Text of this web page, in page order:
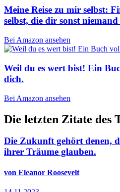
Meine Reise zu mir selbst:
selbst, die dir sonst
Bei Amazon ansehen
Weil du es wert bist! Ein
dich.
Bei Amazon ansehen
Die letzten Zitate des
Die Zukunft gehört denen,
ihrer Träume glauben.
von Eleanor Roosevelt